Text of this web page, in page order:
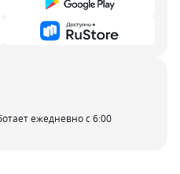
ежедневно с 6:00